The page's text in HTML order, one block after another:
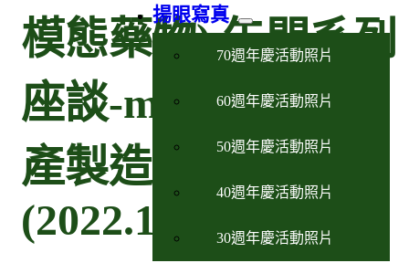
揚眼寫真
70週年慶活動照片
60週年慶活動照片
50週年慶活動照片
40週年慶活動照片
30週年慶活動照片
模態藥物) 午間系列
座談-mRNA疫苗生
產製造的挑戰
(2022.11.16)